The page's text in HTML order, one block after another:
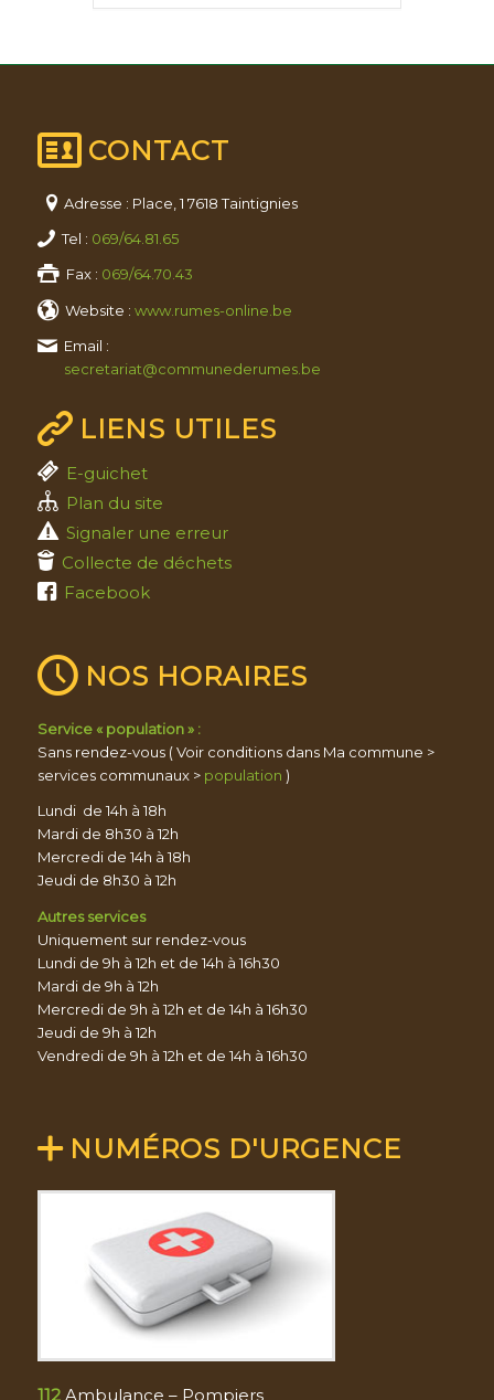
CONTACT
Adresse : Place, 1 7618 Taintignies
Tel : 069/64.81.65
Fax : 069/64.70.43
Website :www.rumes-online.be
Email :
secretariat@communederumes.be
LIENS UTILES
E-guichet
Plan du site
Signaler une erreur
Collecte de déchets
Facebook
NOS HORAIRES
Service « population » :
Sans rendez-vous ( Voir conditions dans Ma commune >
services communaux > population )
Lundi de 14h à 18h
Mardi de 8h30 à 12h
Mercredi de 14h à 18h
Jeudi de 8h30 à 12h
Autres services
Uniquement sur rendez-vous
Lundi de 9h à 12h et de 14h à 16h30
Mardi de 9h à 12h
Mercredi de 9h à 12h et de 14h à 16h30
Jeudi de 9h à 12h
Vendredi de 9h à 12h et de 14h à 16h30
NUMÉROS D'URGENCE
112Ambulance – Pompiers